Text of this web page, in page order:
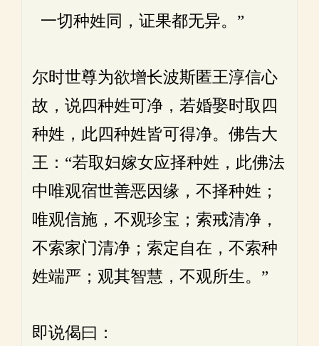
一切种姓同，证果都无异。”
尔时世尊为欲增长波斯匿王淳信心
故，说四种姓可净，若婚娶时取四
种姓，此四种姓皆可得净。佛告大
王：“若取妇嫁女应择种姓，此佛法
中唯观宿世善恶因缘，不择种姓；
唯观信施，不观珍宝；索戒清净，
不索家门清净；索定自在，不索种
姓端严；观其智慧，不观所生。”
即说偈曰：